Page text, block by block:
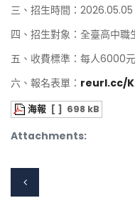
三、招生時間：
四、招生對象：全臺高中職
五、收費標準：每人6000元
六、報名表單： reurl.cc/
Attachments:
海報 [ ] 698 kB